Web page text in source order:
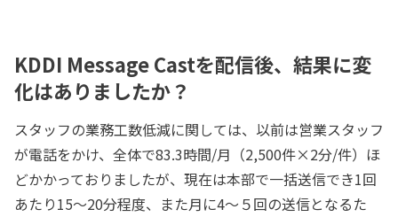
KDDI Message Castを配信後、結果に変
化はありましたか？
スタッフの業務工数低減に関しては、以前は営業スタッフ
が電話をかけ、全体で83.3時間/月（2,500件×2分/件）ほ
どかかっておりましたが、現在は本部で一括送信でき1回
あたり15～20分程度、また月に4～５回の送信となるた